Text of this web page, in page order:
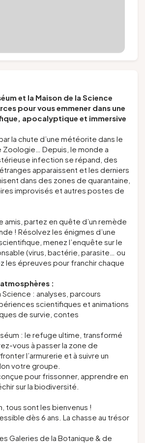
et la Maison de la Science
pour vous emmener dans une
apocalyptique et immersive
la chute d’une météorite dans le
Zoologie… Depuis, le monde a
infection se répand, des
apparaissent et les derniers
dans des zones de quarantaine,
improvisés et autres postes de
amis, partez en quête d’un remède
! Résolvez les énigmes d’une
menez l’enquête sur le
(virus, bactérie, parasite… ou
les épreuves pour franchir chaque
:
Science : analyses, parcours
scientifiques et animations
de survie, contes
: le refuge ultime, transformé
vous à passer la zone de
l’armurerie et à suivre un
votre groupe.
pour frissonner, apprendre en
sur la biodiversité.
tous sont les bienvenus !
dès 6 ans. La chasse au trésor
Galeries de la Botanique & de